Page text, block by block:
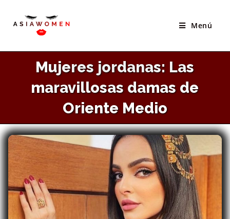
Menú
Mujeres jordanas: Las
maravillosas damas de
Oriente Medio